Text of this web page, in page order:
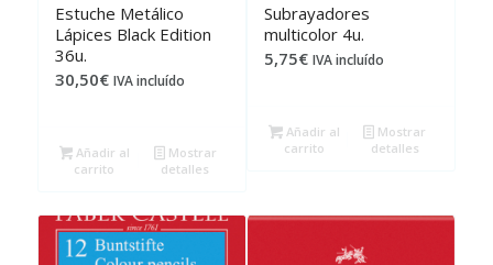
Estuche Metálico
Lápices Black Edition
36u.
30,50€ IVA incluído
Añadir al
carrito
Mostrar
detalles
Subrayadores
multicolor 4u.
5,75€ IVA incluído
Añadir al
carrito
Mostrar
detalles